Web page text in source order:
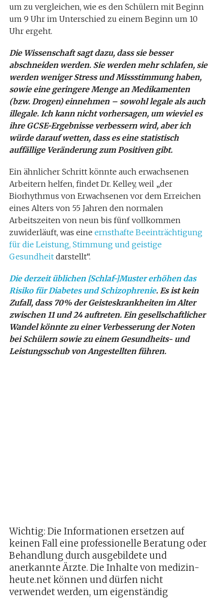
um zu vergleichen, wie es den Schülern mit Beginn
um 9 Uhr im Unterschied zu einem Beginn um 10
Uhr ergeht.
Die Wissenschaft sagt dazu, dass sie besser
abschneiden werden. Sie werden mehr schlafen, sie
werden weniger Stress und Missstimmung haben,
sowie eine geringere Menge an Medikamenten
(bzw. Drogen) einnehmen – sowohl legale als auch
illegale. Ich kann nicht vorhersagen, um wieviel es
ihre GCSE-Ergebnisse verbessern wird, aber ich
würde darauf wetten, dass es eine statistisch
auffällige Veränderung zum Positiven gibt.
Ein ähnlicher Schritt könnte auch erwachsenen
Arbeitern helfen, findet Dr. Kelley, weil „der
Biorhythmus von Erwachsenen vor dem Erreichen
eines Alters von 55 Jahren den normalen
Arbeitszeiten von neun bis fünf vollkommen
zuwiderläuft, was eine ernsthafte Beeinträchtigung
für die Leistung, Stimmung und geistige
Gesundheitdarstellt“.
Die derzeit üblichen [Schlaf-]Muster erhöhen das
Risiko für Diabetes und Schizophrenie. Es ist kein
Zufall, dass 70% der Geisteskrankheiten im Alter
zwischen 11 und 24 auftreten. Ein gesellschaftlicher
Wandel könnte zu einer Verbesserung der Noten
bei Schülern sowie zu einem Gesundheits- und
Leistungsschub von Angestellten führen.
Wichtig: Die Informationen ersetzen auf
keinen Fall eine professionelle Beratung oder
Behandlung durch ausgebildete und
anerkannte Ärzte. Die Inhalte von medizin-
heute.net können und dürfen nicht
verwendet werden, um eigenständig